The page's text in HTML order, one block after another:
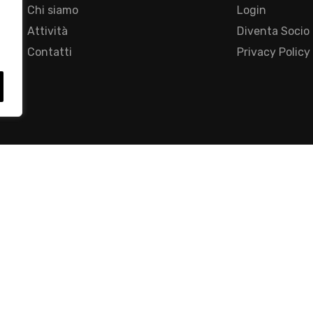
Chi siamo
Attività
Contatti
Login
Diventa Socio
Privacy Policy